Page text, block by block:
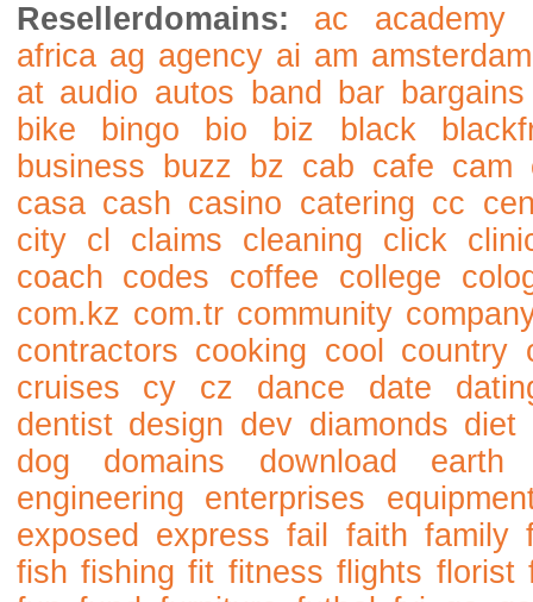
Resellerdomains: ac academy
africa ag agency ai am amsterdam
at audio autos band bar bargains
bike
bingo bio biz black
business
buzz bz cab cafe cam
casa cash casino catering cc
city
cl claims cleaning click
coach codes coffee college
com.kz com.tr community
contractors cooking cool country
cruises
cy cz dance date
dentist design dev diamonds diet
dog
domains download
earth
engineering
enterprises
exposed
express fail faith family
fish fishing fit fitness flights florist